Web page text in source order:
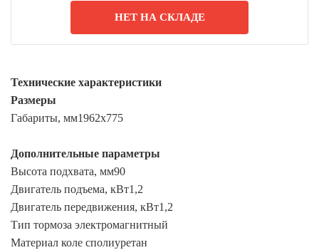
НЕТ НА СКЛАДЕ
Технические характеристики
Размеры
Габариты, мм1962х775
Дополнительные параметры
Высота подхвата, мм90
Двигатель подъема, кВт1,2
Двигатель передвижения, кВт1,2
Тип тормоза электромагнитный
Материал коле сполиуретан